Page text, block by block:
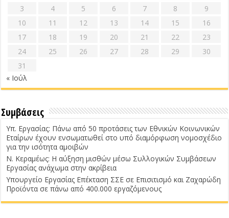
3
4 5 6 7 8
9
10
11 12 13 14 15
16
17
18 19 20 21 22
23
24
25 26 27 28 29
30
31
« Ιούλ
Συμβάσεις
Υπ. Εργασίας: Πάνω από 50 προτάσεις των Εθνικών Κοινωνικών
Εταίρων έχουν ενσωματωθεί στο υπό διαμόρφωση νομοσχέδιο
για την ισότητα αμοιβών
Ν. Κεραμέως: Η αύξηση μισθών μέσω Συλλογικών Συμβάσεων
Εργασίας ανάχωμα στην ακρίβεια
Υπουργείο Εργασίας Επέκταση ΣΣΕ σε Επισιτισμό και Ζαχαρώδη
Προϊόντα σε πάνω από 400.000 εργαζόμενους